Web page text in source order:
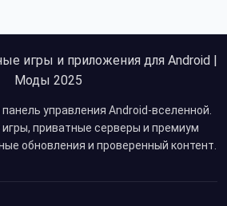
управления Android-вселенной.
приватные серверы и премиум
обновления и проверенный контент.